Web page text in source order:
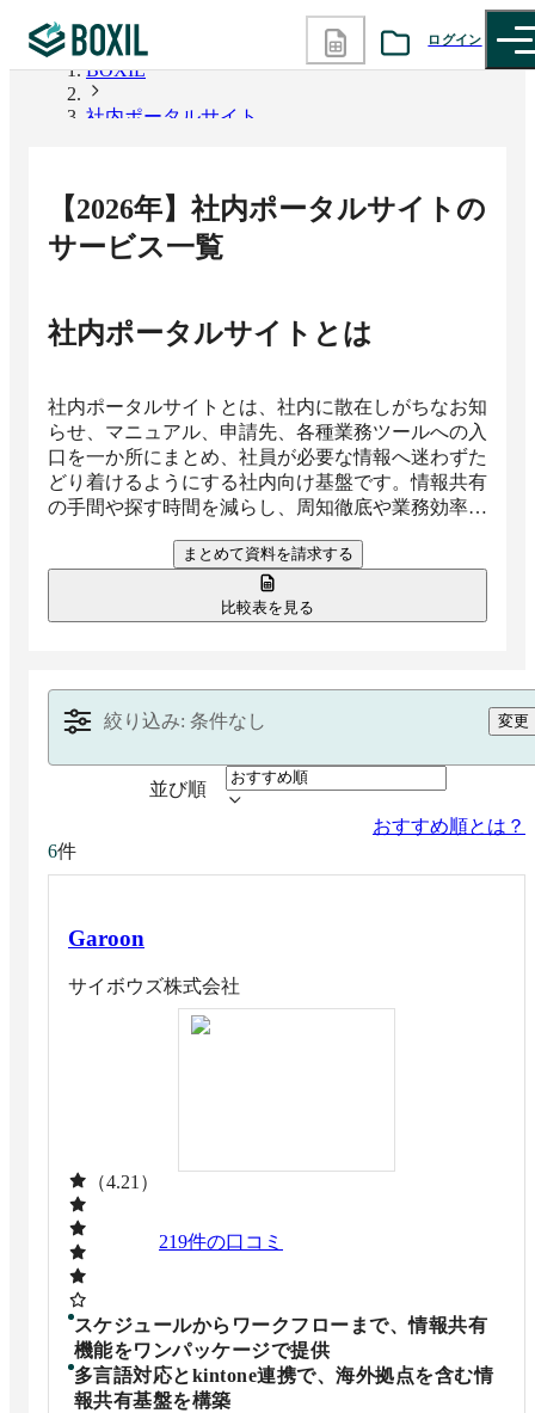
ログイン
カテゴリから探す
記事から探す
BOXIL
社内ポータルサイト
【2026年】 社内ポータルサイト の
サービス一覧
社内ポータルサイト とは
社内ポータルサイトとは、社内に散在しがちなお知
らせ、マニュアル、申請先、各種業務ツールへの入
口を一か所にまとめ、社員が必要な情報へ迷わずた
どり着けるようにする社内向け基盤です。情報共有
の手間や探す時間を減らし、周知徹底や業務効率
まとめて資料を請求する
比較表を見る
絞り込み: 条件なし 変更
6件
おすすめ順とは？
並び順
Garoon
サイボウズ株式会社
（4.21）
219件の口コミ
スケジュールからワークフローまで、情報共有
機能をワンパッケージで提供
多言語対応とkintone連携で、海外拠点を含む情
報共有基盤を構築